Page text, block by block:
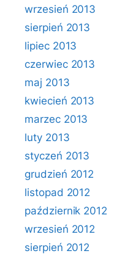
wrzesień 2013
sierpień 2013
lipiec 2013
czerwiec 2013
maj 2013
kwiecień 2013
marzec 2013
luty 2013
styczeń 2013
grudzień 2012
listopad 2012
październik 2012
wrzesień 2012
sierpień 2012